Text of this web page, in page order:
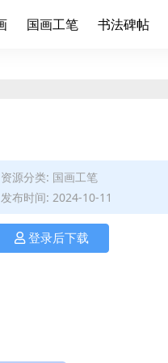
国画工笔 书法碑帖
资源分类: 国画工笔
发布时间: 2024-10-11
登录后下载